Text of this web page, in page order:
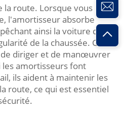
la route. Lorsque vous
l'amortisseur absorbe
ainsi la voiture de
de la chaussée. Cela
diriger et de manœuvrer
les amortisseurs font
ils aident à maintenir les
route, ce qui est essentiel